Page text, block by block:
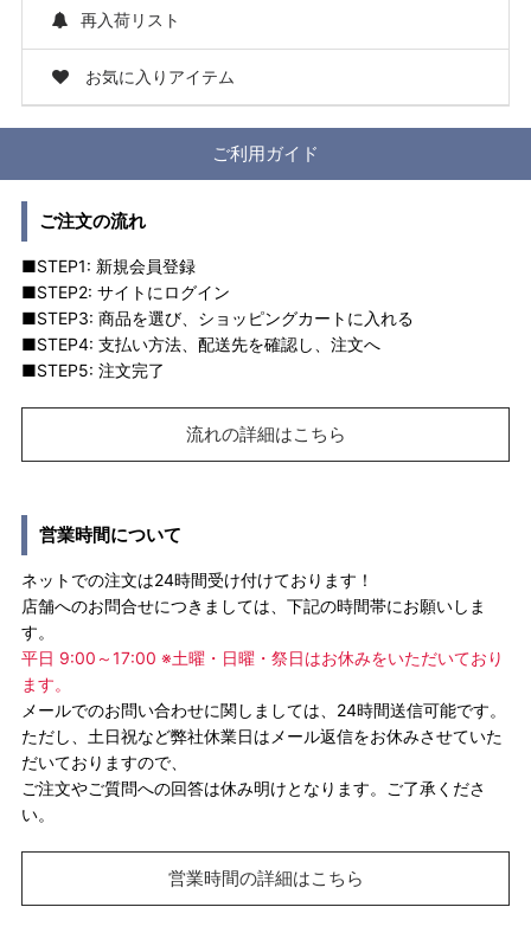
再入荷リスト
お気に入りアイテム
ご利用ガイド
ご注文の流れ
■STEP1: 新規会員登録
■STEP2: サイトにログイン
■STEP3: 商品を選び、ショッピングカートに入れる
■STEP4: 支払い方法、配送先を確認し、注文へ
■STEP5: 注文完了
流れの詳細はこちら
営業時間について
ネットでの注文は24時間受け付けております！
店舗へのお問合せにつきましては、下記の時間帯にお願いしま
す。
平日 9:00～17:00 ※土曜・日曜・祭日はお休みをいただいており
ます。
メールでのお問い合わせに関しましては、24時間送信可能です。
ただし、土日祝など弊社休業日はメール返信をお休みさせていた
だいておりますので、
ご注文やご質問への回答は休み明けとなります。ご了承くださ
い。
営業時間の詳細はこちら